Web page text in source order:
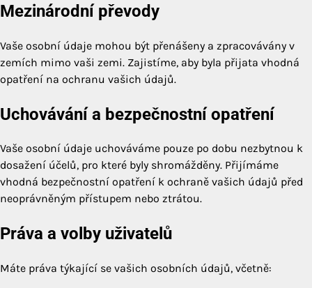
Mezinárodní převody
Vaše osobní údaje mohou být přenášeny a zpracovávány v
zemích mimo vaši zemi. Zajistíme, aby byla přijata vhodná
opatření na ochranu vašich údajů.
Uchovávání a bezpečnostní opatření
Vaše osobní údaje uchováváme pouze po dobu nezbytnou k
dosažení účelů, pro které byly shromážděny. Přijímáme
vhodná bezpečnostní opatření k ochraně vašich údajů před
neoprávněným přístupem nebo ztrátou.
Práva a volby uživatelů
Máte práva týkající se vašich osobních údajů, včetně: